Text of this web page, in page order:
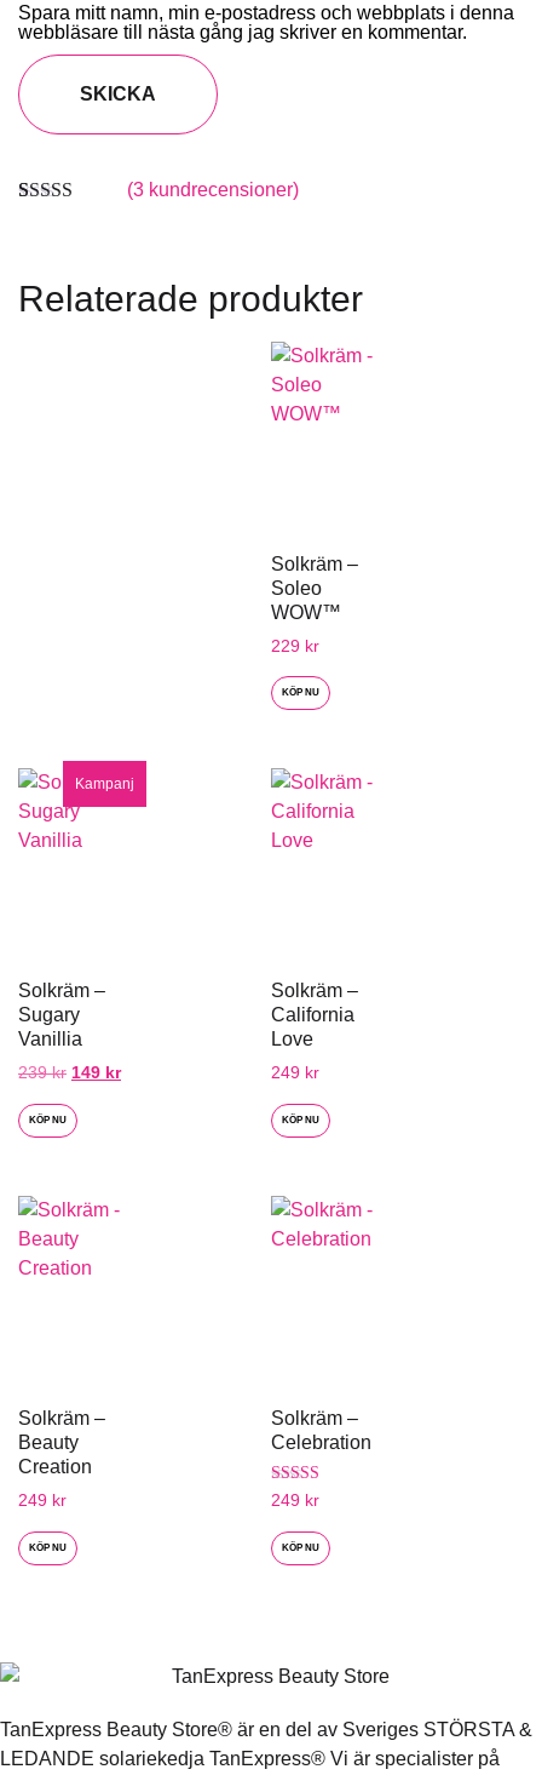
Spara mitt namn, min e-postadress och webbplats i denna
webbläsare till nästa gång jag skriver en kommentar.
(3 kundrecensioner)
Relaterade produkter
Solkräm –
Soleo
WOW™
229 kr
KÖP NU
Kampanj
Solkräm –
Sugary
Vanillia
239kr 149 kr
KÖP NU
Solkräm –
California
Love
249 kr
KÖP NU
Solkräm –
Beauty
Creation
249 kr
KÖP NU
Solkräm –
Celebration
Betygsatt
av 5
249 kr
KÖP NU
TanExpress Beauty Store® är en del av Sveriges STÖRSTA &
LEDANDE solariekedja TanExpress® Vi är specialister på